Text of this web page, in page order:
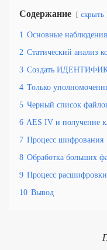
Содержание скрыть
1 Основные наблюдения
2 Статический анализ
3 Создать
4 Только
5 Черный список
6 AES IV и получение
7 Процесс шифрования
8 Обработка больших
9 Процесс расшифровки
10 Вывод